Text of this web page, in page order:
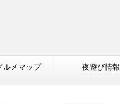
ルメマップ 夜遊び情報